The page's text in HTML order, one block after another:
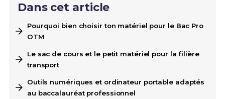
Dans cet article
Pourquoi bien choisir ton matériel pour le Bac Pro
OTM
Le sac de cours et le petit matériel pour la filière
transport
Outils numériques et ordinateur portable adaptés
au baccalauréat professionnel